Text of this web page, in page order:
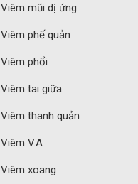
Viêm mũi dị ứng
Viêm phế quản
Viêm phổi
Viêm tai giữa
Viêm thanh quản
Viêm V.A
Viêm xoang